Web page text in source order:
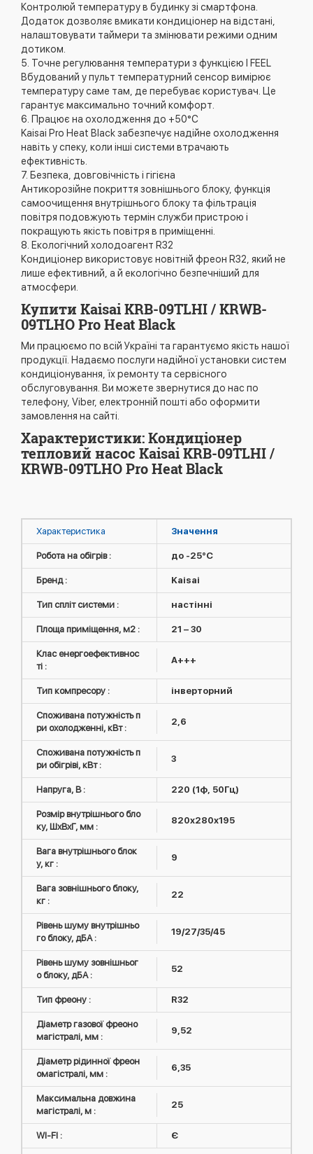
Контролюй температуру в будинку зі смартфона.
Додаток дозволяє вмикати кондиціонер на відстані,
налаштовувати таймери та змінювати режими одним
дотиком.
5. Точне регулювання температури з функцією I FEEL
Вбудований у пульт температурний сенсор вимірює
температуру саме там, де перебуває користувач. Це
гарантує максимально точний комфорт.
6. Працює на охолодження до +50°C
Kaisai Pro Heat Black забезпечує надійне охолодження
навіть у спеку, коли інші системи втрачають
ефективність.
7. Безпека, довговічність і гігієна
Антикорозійне покриття зовнішнього блоку, функція
самоочищення внутрішнього блоку та фільтрація
повітря подовжують термін служби пристрою і
покращують якість повітря в приміщенні.
8. Екологічний холодоагент R32
Кондиціонер використовує новітній фреон R32, який не
лише ефективний, а й екологічно безпечніший для
атмосфери.
Купити Kaisai KRB-09TLHI / KRWB-
09TLHO Pro Heat Black
Ми працюємо по всій Україні та гарантуємо якість нашої
продукції. Надаємо послуги надійної установки систем
кондиціонування, їх ремонту та сервісного
обслуговування. Ви можете звернутися до нас по
телефону, Viber, електронній пошті або оформити
замовлення на сайті.
Характеристики: Кондиціонер
тепловий насос Kaisai KRB-09TLHI /
KRWB-09TLHO Pro Heat Black
Характеристика Значення
Робота на обігрів : до -25°C
Бренд : Kaisai
Тип спліт системи : настінні
Площа приміщення, м2 : 21 – 30
Клас енергоефективнос
ті :
A+++
Тип компресору : інверторний
Споживана потужність п
ри охолодженні, кВт :
2,6
Споживана потужність п
ри обігріві, кВт :
3
Напруга, В : 220 (1ф, 50Гц)
Розмір внутрішнього бло
ку, ШxВxГ, мм :
820x280x195
Вага внутрішнього блок
у, кг :
9
Вага зовнішнього блоку,
кг :
22
Рівень шуму внутрішньо
го блоку, дБА :
19/27/35/45
Рівень шуму зовнішньог
о блоку, дБА :
52
Тип фреону : R32
Діаметр газової фреоно
магістралі, мм :
9,52
Діаметр рідинної фреон
омагістралі, мм :
6,35
Максимальна довжина
магістралі, м :
25
WI-FI : Є